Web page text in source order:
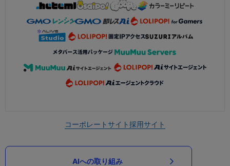
コーポレートサイト採用サイト
AIへの取り組み